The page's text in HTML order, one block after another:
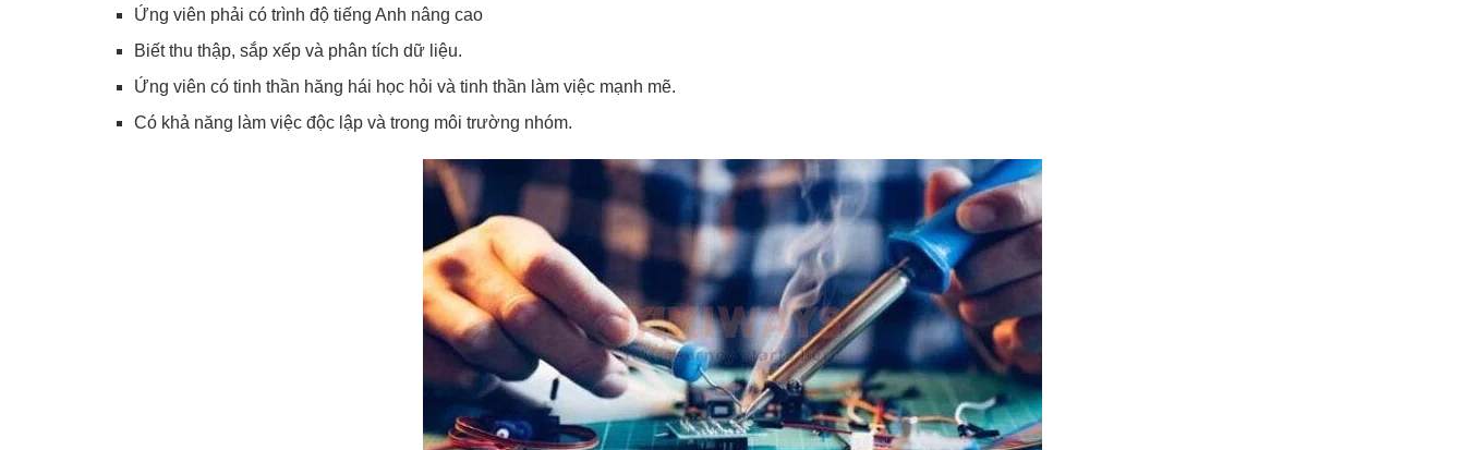
Ứng viên phải có trình độ tiếng Anh nâng cao
Biết thu thập, sắp xếp và phân tích dữ liệu.
Ứng viên có tinh thần hăng hái học hỏi và tinh thần làm việc mạnh mẽ.
Có khả năng làm việc độc lập và trong môi trường nhóm.